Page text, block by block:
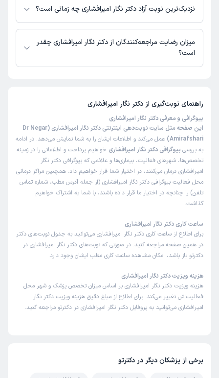
دسترس نیست. برای دریافت اطلاعات دقیق‌تر، لطفاً با مطب تماس بگیرید.
نزدیک‌ترین نوبت آزاد دکتر نگار امیرافشاری چه زمانی است؟
زمان نوبت‌دهی و پذیرش بیماران با هماهنگی مطب مشخص می‌شود.
میزان رضایت مراجعه‌کنندگان از دکتر نگار امیرافشاری چقدر
است؟
راهنمای نوبت‌گیری از دکتر نگار امیرافشاری
بیوگرافی و معرفی دکتر نگار امیرافشاری
این صفحه مثل سایت نوبت‌دهی اینترنتی دکتر نگار امیرافشاری (Dr Negar
Amirafshari) عمل می‌کند و اطلاعات ایشان را به شما نمایش می‌دهد. در ادامه
به بررسی بیوگرافی دکتر نگار امیرافشاری خواهیم پرداخت و اطلاعاتی را در زمینه
تخصص‌ها، شهرهای فعالیت، بیماری‌ها و علائمی که بیوگرافی دکتر نگار
امیرافشاری درمان می‌کنند، در اختیار شما قرار خواهیم داد. همچنین مراکز درمانی
محل فعالیت بیوگرافی دکتر نگار امیرافشاری (از جمله آدرس مطب، شماره تماس
تلفن) را چنانچه در اختیار ما قرار داده باشند، با شما به اشتراک خواهیم
گذاشت.
ساعت کاری دکتر نگار امیرافشاری
برای اطلاع از ساعت کاری دکتر نگار امیرافشاری می‌توانید به جدول نوبت‌های دکتر
در همین صفحه مراجعه کنید. در صورتی که نوبت‌های دکتر نگار امیرافشاری در
دکترتو باز باشد، امکان مشاهده ساعت کاری مطب ایشان وجود دارد.
هزینه ویزیت دکتر نگار امیرافشاری
هزینه ویزیت دکتر نگار امیرافشاری بر اساس میزان تخصص پزشک و شهر محل
فعالیت‌اش تغییر می‌کند. برای اطلاع از مبلغ دقیق هزینه ویزیت دکتر نگار
امیرافشاری می‌توانید به پروفایل دکتر نگار امیرافشاری در دکترتو مراجعه کنید.
برخی از پزشکان دیگر در دکترتو